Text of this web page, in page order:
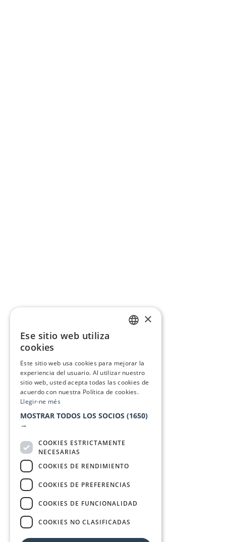
×
Ese sitio web utiliza
cookies
Este sitio web usa cookies para mejorar la
experiencia del usuario. Al utilizar nuestro
sitio web, usted acepta todas las cookies de
acuerdo con nuestra Política de cookies.
Llegir-ne més
MOSTRAR TODOS LOS SOCIOS (1650)
→
COOKIES ESTRICTAMENTE
NECESARIAS
COOKIES DE RENDIMIENTO
COOKIES DE PREFERENCIAS
COOKIES DE FUNCIONALIDAD
COOKIES NO CLASIFICADAS